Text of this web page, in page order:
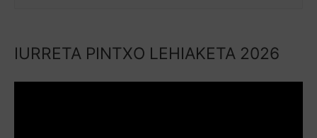
IURRETA PINTXO LEHIAKETA 2026